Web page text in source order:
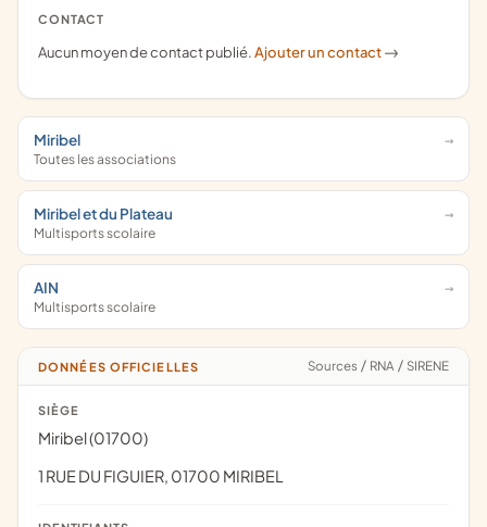
CONTACT
Aucun moyen de contact publié.Ajouter un contact ->
Miribel
Toutes les associations
Miribel et du Plateau
Multisports scolaire
AIN
Multisports scolaire
DONNÉES OFFICIELLES Sources / RNA / SIRENE
SIÈGE
Miribel (01700)
1 RUE DU FIGUIER, 01700 MIRIBEL